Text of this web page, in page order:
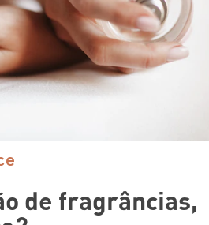
de fragrâncias,